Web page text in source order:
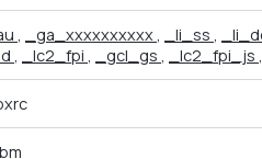
, _ga_xxxxxxxxxx, _li_ss ,
, _lc2_fpi , _gcl_gs , _lc2_fpi_js ,